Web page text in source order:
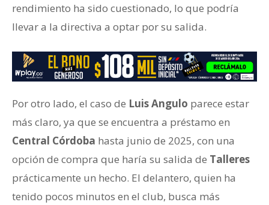
rendimiento ha sido cuestionado, lo que podría
llevar a la directiva a optar por su salida.
Por otro lado, el caso de Luis Angulo parece estar
más claro, ya que se encuentra a préstamo en
Central Córdoba hasta junio de 2025, con una
opción de compra que haría su salida de Talleres
prácticamente un hecho. El delantero, quien ha
tenido pocos minutos en el club, busca más